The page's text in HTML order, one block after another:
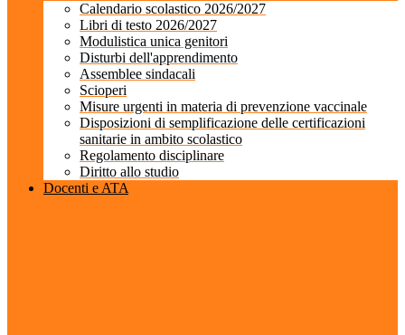
Calendario scolastico 2026/2027
Libri di testo 2026/2027
Modulistica unica genitori
Disturbi dell'apprendimento
Assemblee sindacali
Scioperi
Misure urgenti in materia di prevenzione vaccinale
Disposizioni di semplificazione delle certificazioni
sanitarie in ambito scolastico
Regolamento disciplinare
Diritto allo studio
Docenti e ATA